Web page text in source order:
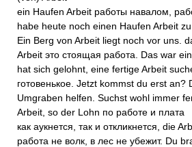
ein Haufen Arbeit работы навалом,
habe heute noch einen Haufen Arbeit zu
Ein Berg von Arbeit liegt noch vor uns.
Arbeit это стоящая работа. Das war
hat sich gelohnt, eine fertige Arbeit
готовенькое. Jetzt kommst du erst an?
Umgraben helfen. Suchst wohl immer
Arbeit, so der Lohn по работе и плата
как аукнется, так и откликнется, die
работа не волк, в лес не убежит. Du